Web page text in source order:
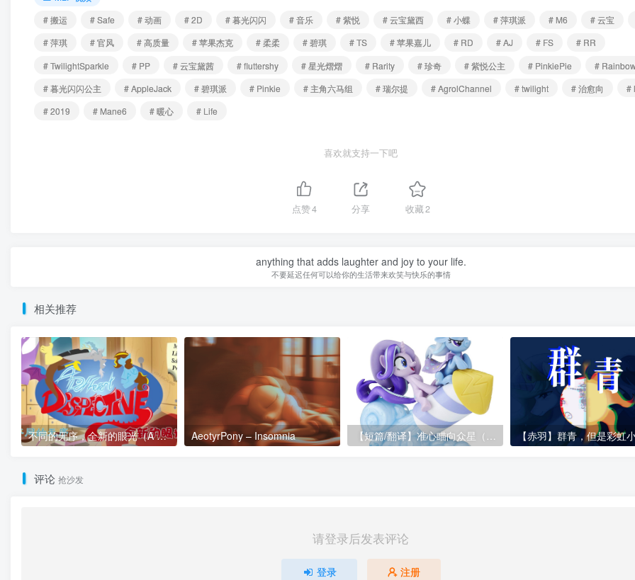
# 搬运
# Safe # 动画 # 2D # 暮光闪闪 # 音乐 # 紫悦 # 云宝黛西 # 小蝶 # 萍琪派 # M6
# 云宝
# 萍琪
# 官风 # 高质量 # 苹果杰克 # 柔柔 # 碧琪 # TS # 苹果嘉儿 # RD # AJ # FS
# RR
# TwilightSparkle
# PP # 云宝黛茜 # fluttershy # 星光熠熠 # Rarity # 珍奇 # 紫悦公主 # PinkiePie
#
# 暮光闪闪公主
# AppleJack # 碧琪派 # Pinkie # 主角六马组 # 瑞尔提 # AgrolChannel # twilight # 治愈向
#
# 2019
# Mane6 # 暖心 # Life
喜欢就支持一下吧
点赞4 分享 收藏2
anything that adds laughter and joy to your life.
不要延迟任何可以给你的生活带来欢笑与快乐的事情
相关推荐
不同的无序，全新的眼光（A Different Dispective） AeotyrPony – Insomnia 【赤羽】群青，但是彩虹
评论 抢沙发
请登录后发表评论
登录 注册